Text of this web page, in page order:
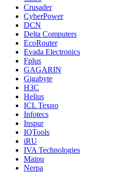
Crusader
CyberPower
DCN
Delta Computers
EcoRouter
Evada Electronics
Fplus
GAGARIN
Gigabyte
H3C
Helius
ICL Техно
Infotecs
Inspur
IQTools
iRU
IVA Technologies
Maipu
Nerpa